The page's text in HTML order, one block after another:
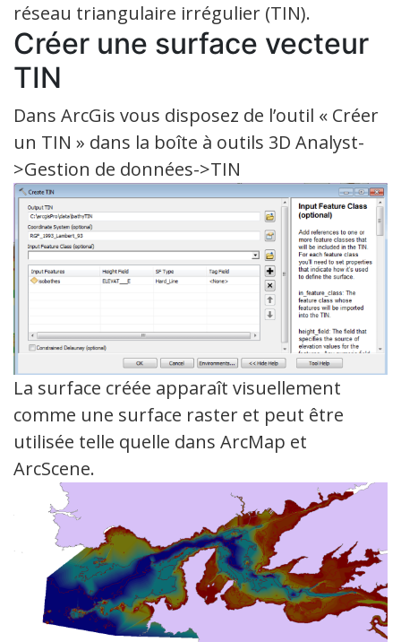
réseau triangulaire irrégulier (TIN).
Créer une surface vecteur
TIN
Dans ArcGis vous disposez de l’outil « Créer
un TIN » dans la boîte à outils 3D Analyst-
>Gestion de données->TIN
La surface créée apparaît visuellement
comme une surface raster et peut être
utilisée telle quelle dans ArcMap et
ArcScene.